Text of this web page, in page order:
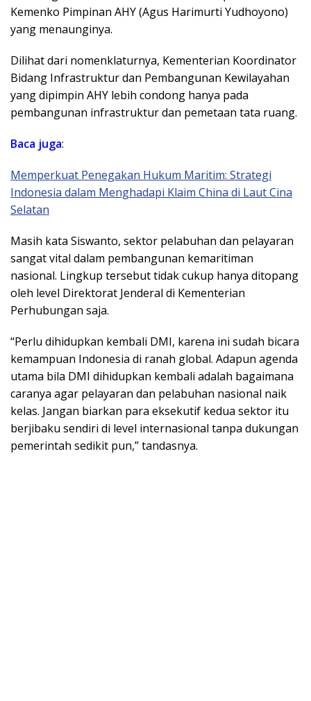
Kemenko Pimpinan AHY (Agus Harimurti Yudhoyono)
yang menaunginya.
Dilihat dari nomenklaturnya, Kementerian Koordinator
Bidang Infrastruktur dan Pembangunan Kewilayahan
yang dipimpin AHY lebih condong hanya pada
pembangunan infrastruktur dan pemetaan tata ruang.
Baca juga:
Memperkuat Penegakan Hukum Maritim: Strategi
Indonesia dalam Menghadapi Klaim China di Laut Cina
Selatan
Masih kata Siswanto, sektor pelabuhan dan pelayaran
sangat vital dalam pembangunan kemaritiman
nasional. Lingkup tersebut tidak cukup hanya ditopang
oleh level Direktorat Jenderal di Kementerian
Perhubungan saja.
“Perlu dihidupkan kembali DMI, karena ini sudah bicara
kemampuan Indonesia di ranah global. Adapun agenda
utama bila DMI dihidupkan kembali adalah bagaimana
caranya agar pelayaran dan pelabuhan nasional naik
kelas. Jangan biarkan para eksekutif kedua sektor itu
berjibaku sendiri di level internasional tanpa dukungan
pemerintah sedikit pun,” tandasnya.